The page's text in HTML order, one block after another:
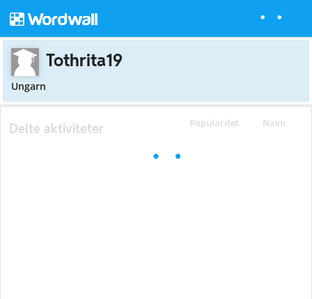
Tothrita19
Ungarn
Popularitet Navn
Delte aktiviteter